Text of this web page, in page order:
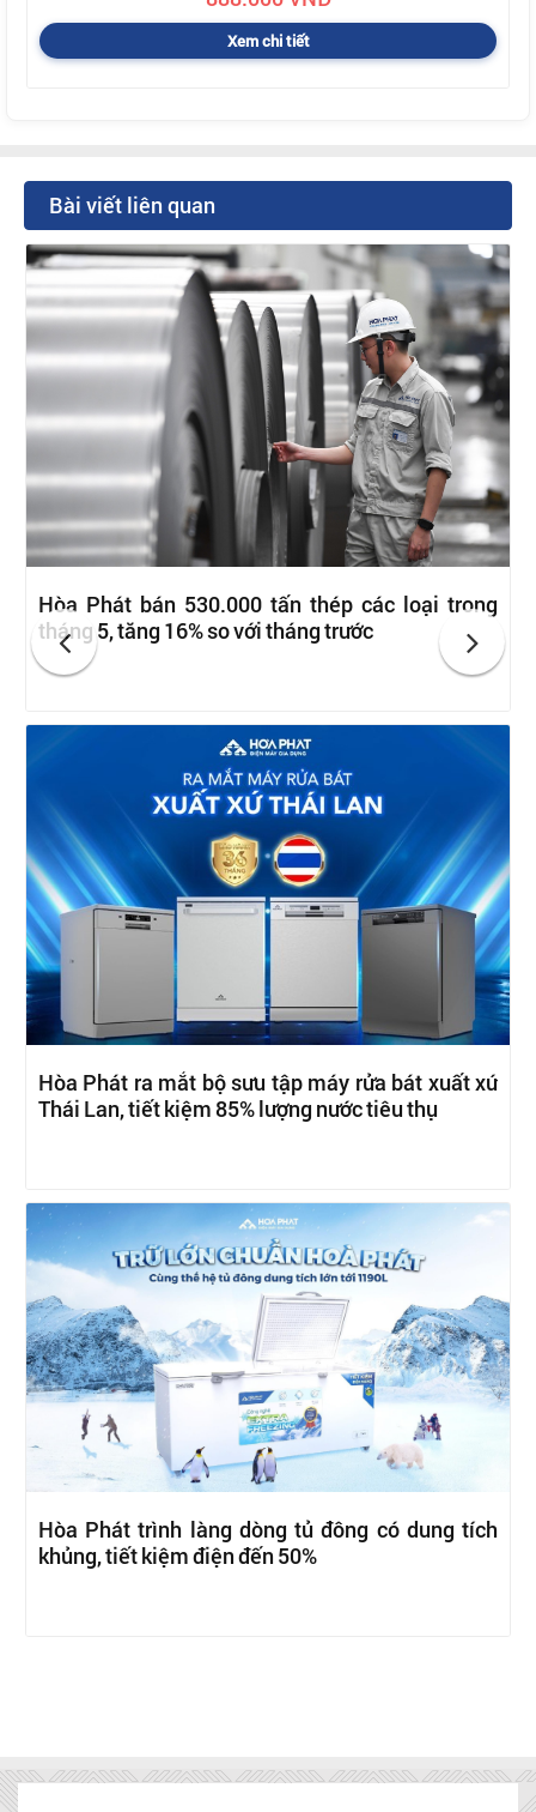
Xem chi tiết
Bài viết liên quan
Hòa Phát bán 530.000 tấn thép các loại trong
tháng 5, tăng 16% so với tháng trước
Hòa Phát ra mắt bộ sưu tập máy rửa bát xuất xứ
Thái Lan, tiết kiệm 85% lượng nước tiêu thụ
Hòa Phát trình làng dòng tủ đông có dung tích
khủng, tiết kiệm điện đến 50%